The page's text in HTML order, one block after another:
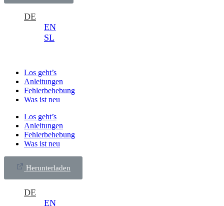
DE
EN
SL
Los geht’s
Anleitungen
Fehlerbehebung
Was ist neu
Los geht’s
Anleitungen
Fehlerbehebung
Was ist neu
Herunterladen
DE
EN